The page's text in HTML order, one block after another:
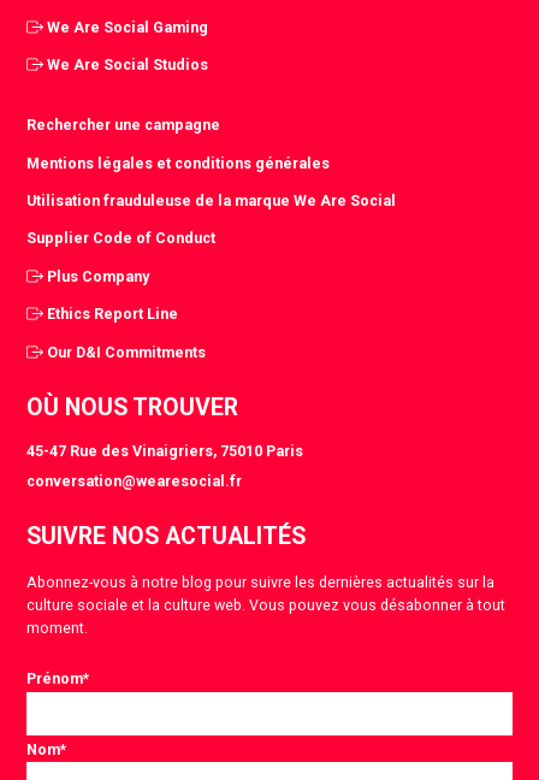
We Are Social Gaming
We Are Social Studios
Rechercher une campagne
Mentions légales et conditions générales
Utilisation frauduleuse de la marque We Are Social
Supplier Code of Conduct
Plus Company
Ethics Report Line
Our D&I Commitments
OÙ NOUS TROUVER
45-47 Rue des Vinaigriers, 75010 Paris
conversation@wearesocial.fr
SUIVRE NOS ACTUALITÉS
Abonnez-vous à notre blog pour suivre les dernières actualités sur la
culture sociale et la culture web. Vous pouvez vous désabonner à tout
moment.
Prénom*
Nom*